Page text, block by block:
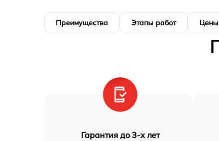
Преимущества Этапы работ Цены
Гарантия до 3-х лет